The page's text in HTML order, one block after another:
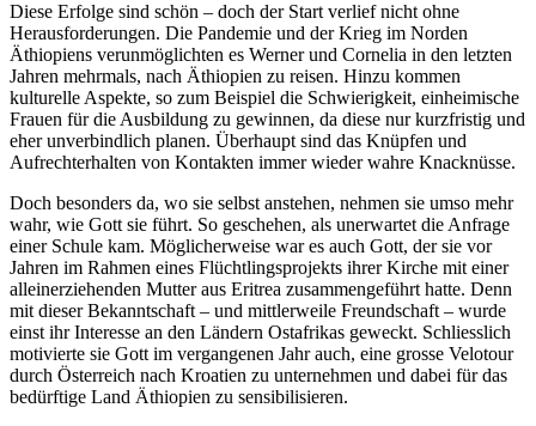
Diese Erfolge sind schön – doch der Start verlief nicht ohne
Herausforderungen. Die Pandemie und der Krieg im Norden
Äthiopiens verunmöglichten es Werner und Cornelia in den letzten
Jahren mehrmals, nach Äthiopien zu reisen. Hinzu kommen
kulturelle Aspekte, so zum Beispiel die Schwierigkeit, einheimische
Frauen für die Ausbildung zu gewinnen, da diese nur kurzfristig und
eher unverbindlich planen. Überhaupt sind das Knüpfen und
Aufrechterhalten von Kontakten immer wieder wahre Knacknüsse.
Doch besonders da, wo sie selbst anstehen, nehmen sie umso mehr
wahr, wie Gott sie führt. So geschehen, als unerwartet die Anfrage
einer Schule kam. Möglicherweise war es auch Gott, der sie vor
Jahren im Rahmen eines Flüchtlingsprojekts ihrer Kirche mit einer
alleinerziehenden Mutter aus Eritrea zusammengeführt hatte. Denn
mit dieser Bekanntschaft – und mittlerweile Freundschaft – wurde
einst ihr Interesse an den Ländern Ostafrikas geweckt. Schliesslich
motivierte sie Gott im vergangenen Jahr auch, eine grosse Velotour
durch Österreich nach Kroatien zu unternehmen und dabei für das
bedürftige Land Äthiopien zu sensibilisieren.